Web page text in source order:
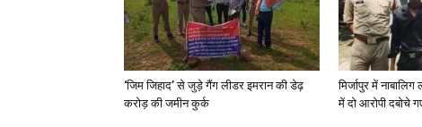
‘जिम जिहाद’ से जुड़े गैंग लीडर इमरान की डेढ़
करोड़ की जमीन कुर्क
मिर्जापुर में
में दो आरोपी दबोचे